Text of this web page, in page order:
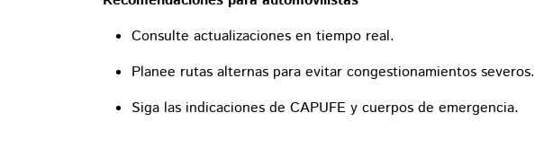
Consulte actualizaciones en tiempo real.
Planee rutas alternas para evitar congestionamientos severos.
Siga las indicaciones de CAPUFE y cuerpos de emergencia.